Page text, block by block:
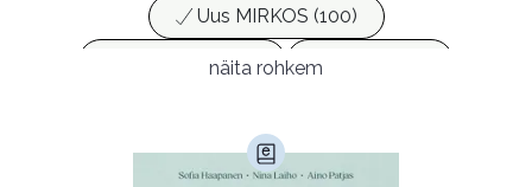
Uus MIRKOS (100)
Populaarsed (25)
Ajakirjad (17)
Armastusromaanid (294)
näita rohkem